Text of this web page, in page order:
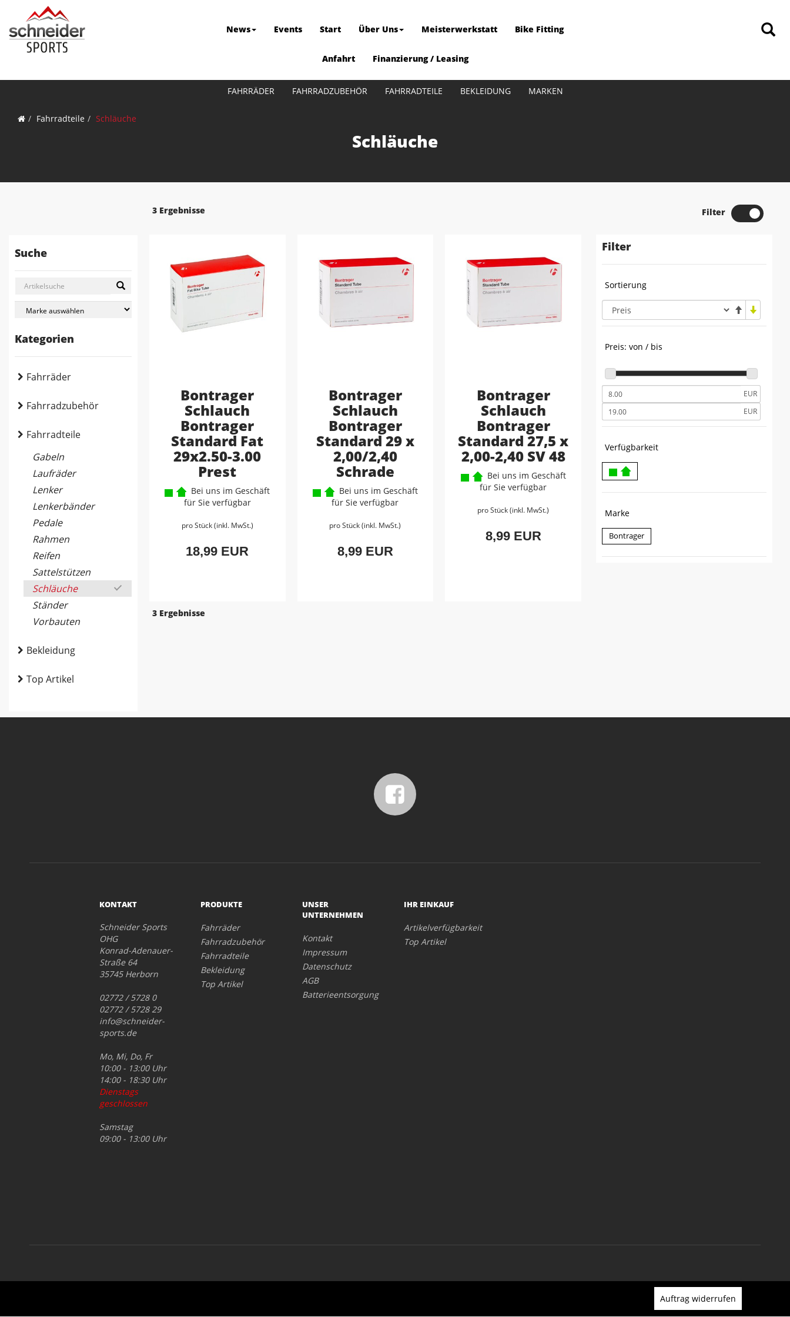
News Events Start Über Uns Meisterwerkstatt Bike Fitting
Anfahrt Finanzierung / Leasing
FAHRRÄDER FAHRRADZUBEHÖR FAHRRADTEILE BEKLEIDUNG MARKEN
Fahrradteile Schläuche
Schläuche
Suche
Kategorien
Fahrräder
Fahrradzubehör
Fahrradteile
Gabeln
Laufräder
Lenker
Lenkerbänder
Pedale
Rahmen
Reifen
Sattelstützen
Schläuche
Ständer
Vorbauten
Bekleidung
Top Artikel
3 Ergebnisse Filter
Bontrager
Schlauch
Bontrager
Standard Fat
29x2.50-3.00
Prest
Bei uns im Geschäft
für Sie verfügbar
pro Stück (inkl. MwSt.)
18,99 EUR
Bontrager
Schlauch
Bontrager
Standard 29 x
2,00/2,40
Schrade
Bei uns im Geschäft
für Sie verfügbar
pro Stück (inkl. MwSt.)
8,99 EUR
Bontrager
Schlauch
Bontrager
Standard 27,5 x
2,00-2,40 SV 48
Bei uns im Geschäft
für Sie verfügbar
pro Stück (inkl. MwSt.)
8,99 EUR
3 Ergebnisse
Filter
Sortierung
Preis: von / bis
EUR
EUR
Verfügbarkeit
Marke
Bontrager
KONTAKT
Schneider Sports
OHG
Konrad-Adenauer-
Straße 64
35745 Herborn
02772 / 5728 0
02772 / 5728 29
info@schneider-
sports.de
Mo, Mi, Do, Fr
10:00 - 13:00 Uhr
14:00 - 18:30 Uhr
Dienstags
geschlossen
Samstag
09:00 - 13:00 Uhr
PRODUKTE
Fahrräder
Fahrradzubehör
Fahrradteile
Bekleidung
Top Artikel
UNSER
UNTERNEHMEN
Kontakt
Impressum
Datenschutz
AGB
Batterieentsorgung
IHR EINKAUF
Artikelverfügbarkeit
Top Artikel
Auftrag widerrufen